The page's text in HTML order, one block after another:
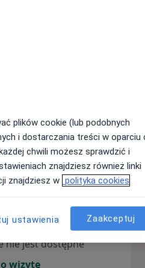
Sob, Ndz, Pon,
nie jest dostępne
wizytę
plików cookie (lub podobnych
i dostarczania treści w oparciu
chwili możesz sprawdzić i
znajdziesz również linki
znajdziesz w polityka cookies
ustawienia Zaakceptuj